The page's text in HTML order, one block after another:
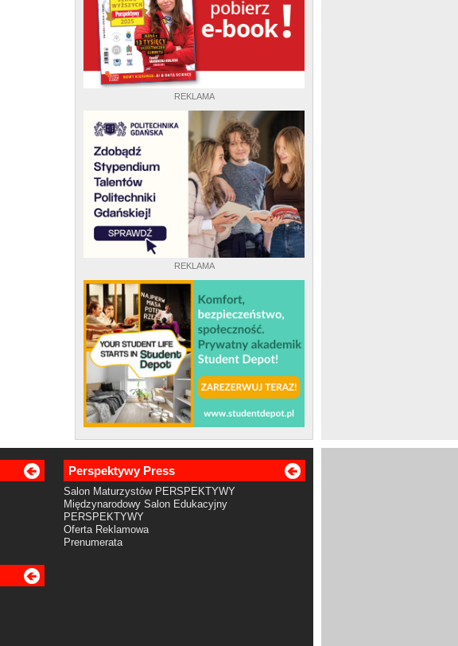
REKLAMA
REKLAMA
Perspektywy Press
Salon Maturzystów PERSPEKTYWY
Międzynarodowy Salon Edukacyjny
PERSPEKTYWY
Oferta Reklamowa
Prenumerata